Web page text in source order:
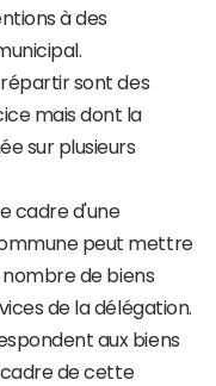
à des
sont des
mais dont la
sur plusieurs
cadre d'une
peut mettre
nombre de biens
de la délégation.
aux biens
cadre de cette